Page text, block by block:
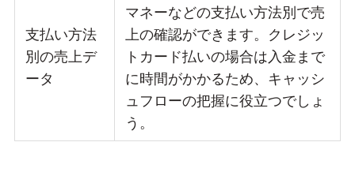
支払い方法
別の売上デ
ータ
マネーなどの支払い方法別で売
上の確認ができます。クレジッ
トカード払いの場合は入金まで
に時間がかかるため、キャッシ
ュフローの把握に役立つでしょ
う。